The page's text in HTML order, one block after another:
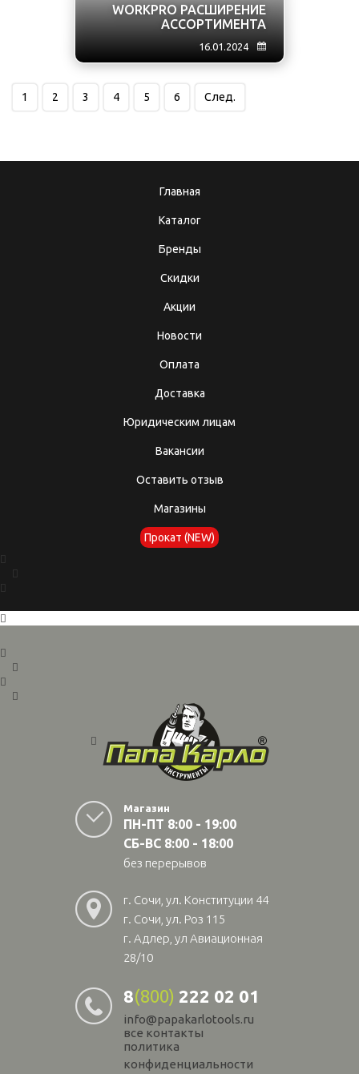
WORKPRO РАСШИРЕНИЕ
АССОРТИМЕНТА
16.01.2024
1 2 3 4 5 6 След.
Главная
Каталог
Бренды
Скидки
Акции
Новости
Оплата
Доставка
Юридическим лицам
Вакансии
Оставить отзыв
Магазины
Прокат (NEW)
Магазин
ПН-ПТ 8:00 - 19:00
СБ-ВС 8:00 - 18:00
без перерывов
г. Сочи, ул. Конституции 44
г. Сочи, ул. Роз 115
г. Адлер, ул Авиационная
28/10
8(800) 222 02 01
info@papakarlotools.ru
все контакты
политика
конфиденциальности